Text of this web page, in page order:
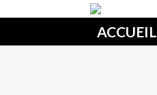
ACCUEIL